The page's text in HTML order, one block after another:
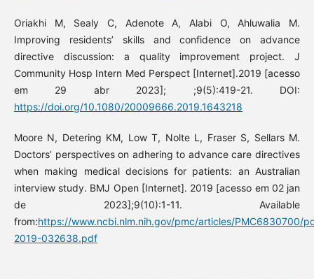
Oriakhi M, Sealy C, Adenote A, Alabi O, Ahluwalia M.
Improving residents’ skills and confidence on advance
directive discussion: a quality improvement project. J
Community Hosp Intern Med Perspect [Internet].2019 [acesso
em 29 abr 2023]; ;9(5):419-21. DOI:
https://doi.org/10.1080/20009666.2019.1643218
Moore N, Detering KM, Low T, Nolte L, Fraser S, Sellars M.
Doctors’ perspectives on adhering to advance care directives
when making medical decisions for patients: an Australian
interview study. BMJ Open [Internet]. 2019 [acesso em 02 jan
de 2023];9(10):1-11. Available
from:https://www.ncbi.nlm.nih.gov/pmc/articles/PMC6830700/
2019-032638.pdf